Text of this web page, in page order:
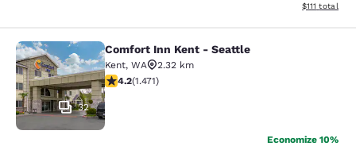
Exibir
$111 total
Comfort Inn Kent - Seattle
32
Comfort Inn Kent - Seattle
Kent, WA
2.32 km
classificação 4.22 estrelas. Excelente. 1471 avaliações
4.2(1.471)
Economize 10%